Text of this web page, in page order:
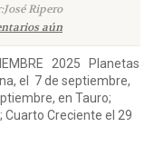
Ripero
aún
2025 Planetas
el 7 de septiembre,
en Tauro;
Cuarto Creciente el 29